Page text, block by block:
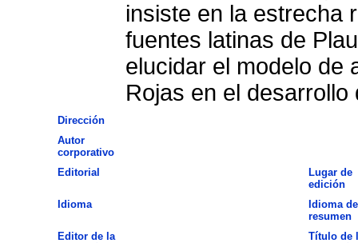
insiste en la estrecha
fuentes latinas de
elucidar el modelo de
Rojas en el
Dirección
Autor
corporativo
Editorial
Lugar de
edición
Idioma
Idioma
resumen
Editor de la
Título de